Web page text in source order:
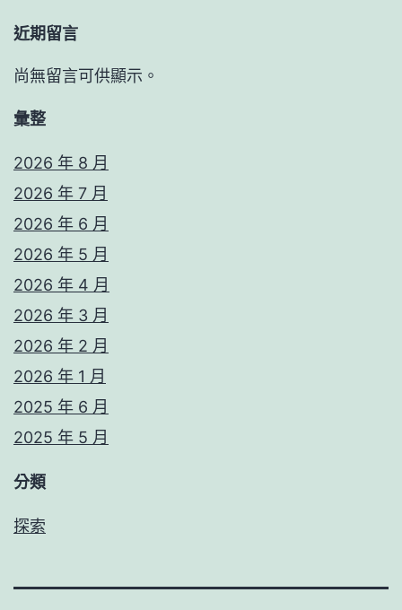
近期留言
尚無留言可供顯示。
彙整
2026 年 8 月
2026 年 7 月
2026 年 6 月
2026 年 5 月
2026 年 4 月
2026 年 3 月
2026 年 2 月
2026 年 1 月
2025 年 6 月
2025 年 5 月
分類
探索